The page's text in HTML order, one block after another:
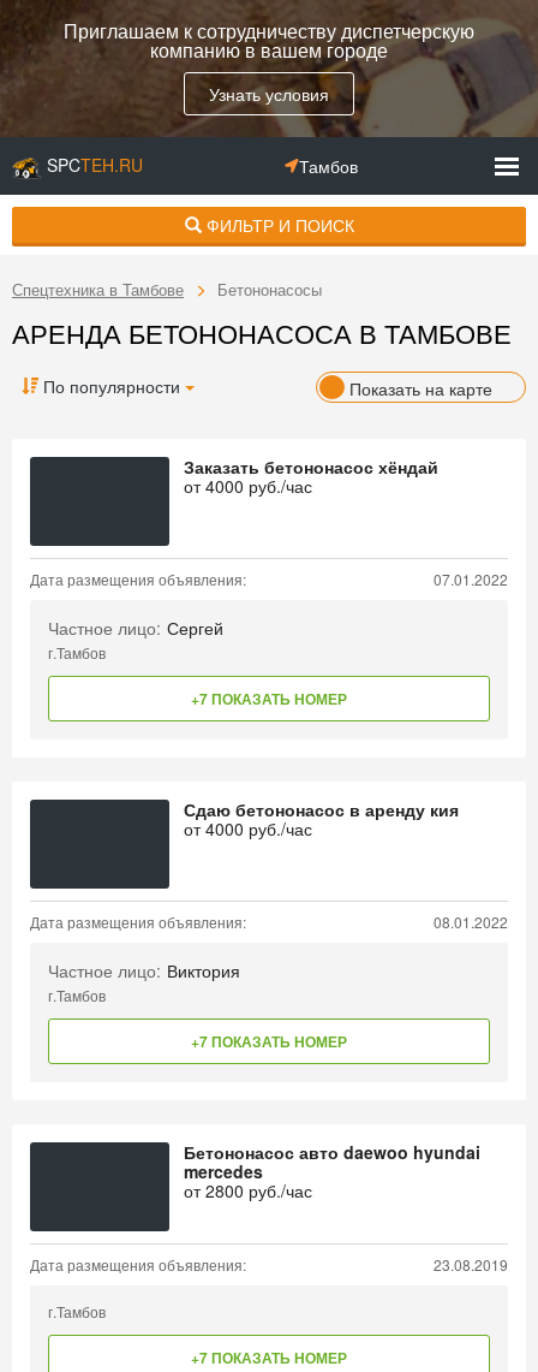
Приглашаем к сотрудничеству диспетчерскую
компанию в вашем городе
Узнать условия
SPCTEH.RU Тамбов
ФИЛЬТР И ПОИСК
Спецтехника в Тамбове Бетононасосы
АРЕНДА БЕТОНОНАСОСА В ТАМБОВЕ
По популярности Показать на карте
Заказать бетононасос хёндай
от4000 руб./час
Дата размещения объявления: 07.01.2022
Частное лицо: Сергей
г.Тамбов
+7 ПОКАЗАТЬ НОМЕР
Сдаю бетононасос в аренду кия
от4000 руб./час
Дата размещения объявления: 08.01.2022
Частное лицо: Виктория
г.Тамбов
+7 ПОКАЗАТЬ НОМЕР
Бетононасос авто daewoo hyundai
mercedes
от2800 руб./час
Дата размещения объявления: 23.08.2019
г.Тамбов
+7 ПОКАЗАТЬ НОМЕР